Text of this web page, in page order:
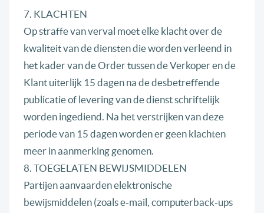
7. KLACHTEN
Op straffe van verval moet elke klacht over de
kwaliteit van de diensten die worden verleend in
het kader van de Order tussen de Verkoper en de
Klant uiterlijk 15 dagen na de desbetreffende
publicatie of levering van de dienst schriftelijk
worden ingediend. Na het verstrijken van deze
periode van 15 dagen worden er geen klachten
meer in aanmerking genomen.
8. TOEGELATEN BEWIJSMIDDELEN
Partijen aanvaarden elektronische
bewijsmiddelen (zoals e-mail, computerback-ups